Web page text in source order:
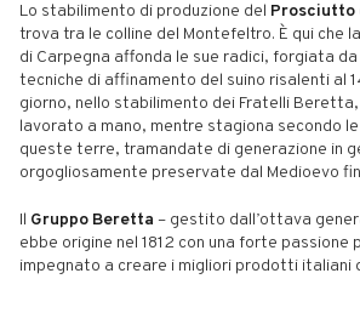
Lo stabilimento di produzione del Prosciutto
trova tra le colline del Montefeltro. È qui che
di Carpegna affonda le sue radici, forgiata
tecniche di affinamento del suino risalenti al
giorno, nello stabilimento dei Fratelli Beretta,
lavorato a mano, mentre stagiona secondo
queste terre, tramandate di generazione in
orgogliosamente preservate dal Medioevo
Il Gruppo Beretta – gestito dall’ottava
ebbe origine nel 1812 con una forte passione
impegnato a creare i migliori prodotti italiani